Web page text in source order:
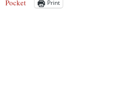
Pocket Print